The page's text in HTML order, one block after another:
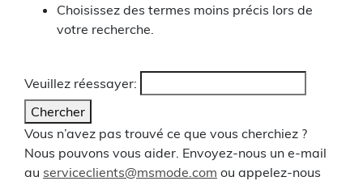
Choisissez des termes moins précis lors de
votre recherche.
Veuillez réessayer:
Chercher
Vous n’avez pas trouvé ce que vous cherchiez ?
Nous pouvons vous aider. Envoyez-nous un e-mail
au serviceclients@msmode.com ou appelez-nous